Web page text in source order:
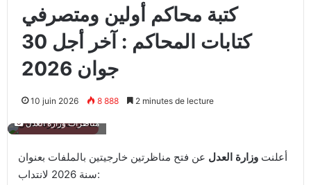
كتبة محاكم أولين ومتصرفي
كتابات المحاكم : آخر أجل 30
جوان 2026
10 juin 2026 8 888 2 minutes de lecture
مناظرات وزارة العدل
أعلنت وزارة العدل عن فتح مناظرتين خارجيتين بالملفات بعنوان
سنة 2026 لانتداب: